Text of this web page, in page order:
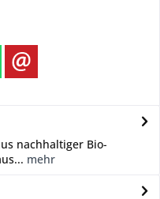
nachhaltiger Bio-
mehr